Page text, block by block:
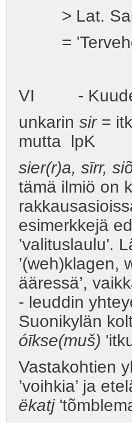
> Lat.
=
VI - Kuudes
unkarin sir=
mutta lpK
sier(r)a, sīrr,
tämä ilmiö on
esimerkkejä
’valituslaulu'.
’(weh)klagen,
ääressä’,
- leuddin
Suonikylän
óīkse(muš)
Vastakohtien
’voihkia’ ja
ëkatj